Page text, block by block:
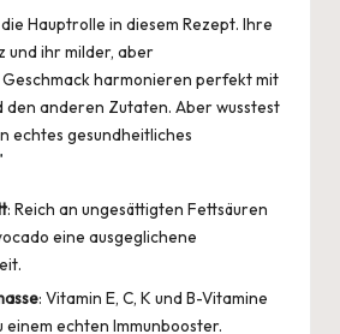
Hauptrolle in diesem Rezept. Ihre
und ihr milder, aber
harmonieren perfekt mit
den anderen Zutaten. Aber wusstest
echtes gesundheitliches
: Reich an ungesättigten Fettsäuren
eine ausgeglichene
: Vitamin E, C, K und B-Vitamine
einem echten Immunbooster.